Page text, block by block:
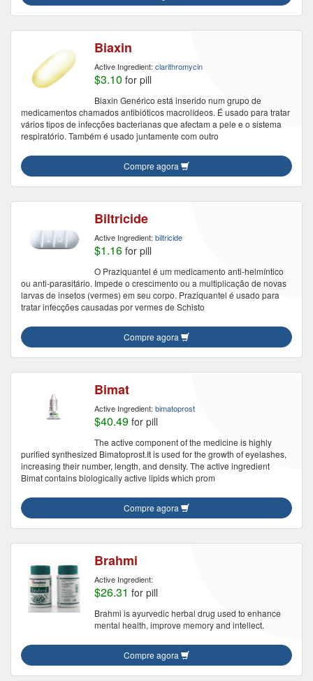
Biaxin
Active Ingredient: clarithromycin
$3.10 for pill
Biaxin Genérico está inserido num grupo de
medicamentos chamados antibióticos macrolídeos. É usado para tratar
vários tipos de infecções bacterianas que afectam a pele e o sistema
respiratório. Também é usado juntamente com outro
Compre agora
Biltricide
Active Ingredient: biltricide
$1.16 for pill
O Praziquantel é um medicamento anti-helmíntico
ou anti-parasitário. Impede o crescimento ou a multiplicação de novas
larvas de insetos (vermes) em seu corpo. Praziquantel é usado para
tratar infecções causadas por vermes de Schisto
Compre agora
Bimat
Active Ingredient: bimatoprost
$40.49 for pill
The active component of the medicine is highly
purified synthesized Bimatoprost.It is used for the growth of eyelashes,
increasing their number, length, and density. The active ingredient
Bimat contains biologically active lipids which prom
Compre agora
Brahmi
Active Ingredient:
$26.31 for pill
Brahmi is ayurvedic herbal drug used to enhance
mental health, improve memory and intellect.
Compre agora